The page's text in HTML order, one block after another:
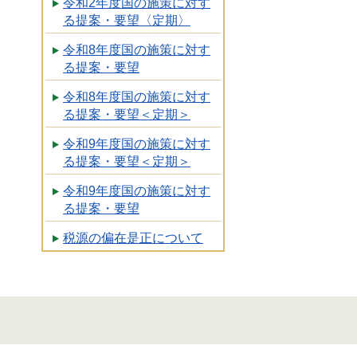
令和2年度国の施策に対す
る提案・要望〈定期〉
令和8年度国の施策に対す
る提案・要望
令和8年度国の施策に対す
る提案・要望＜定期＞
令和9年度国の施策に対す
る提案・要望＜定期＞
令和9年度国の施策に対す
る提案・要望
税源の偏在是正について